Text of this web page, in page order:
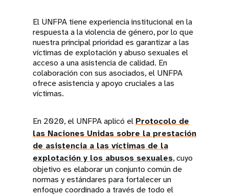
El UNFPA tiene experiencia institucional en la
respuesta a la violencia de género, por lo que
nuestra principal prioridad es garantizar a las
víctimas de explotación y abuso sexuales el
acceso a una asistencia de calidad. En
colaboración con sus asociados, el UNFPA
ofrece asistencia y apoyo cruciales a las
víctimas.
En 2020, el UNFPA aplicó el Protocolo de
las Naciones Unidas sobre la prestación
de asistencia a las víctimas de la
explotación y los abusos sexuales, cuyo
objetivo es elaborar un conjunto común de
normas y estándares para fortalecer un
enfoque coordinado a través de todo el